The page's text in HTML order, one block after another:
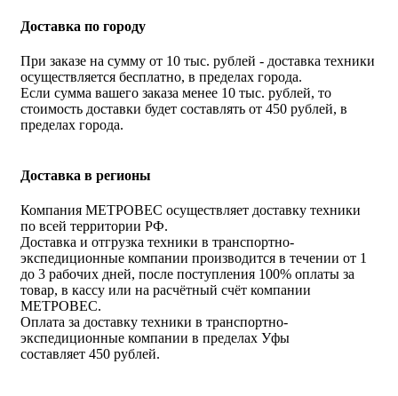
Доставка по городу
При заказе на сумму от 10 тыс. рублей - доставка техники
осуществляется бесплатно, в пределах города.
Если сумма вашего заказа менее 10 тыс. рублей, то
стоимость доставки будет составлять от 450 рублей, в
пределах города.
Доставка в регионы
Компания МЕТРОВЕС осуществляет доставку техники
по всей территории РФ.
Доставка и отгрузка техники в транспортно-
экспедиционные компании производится в течении от 1
до 3 рабочих дней, после поступления 100% оплаты за
товар, в кассу или на расчётный счёт компании
МЕТРОВЕС.
Оплата за доставку техники в транспортно-
экспедиционные компании в пределах Уфы
составляет 450 рублей.